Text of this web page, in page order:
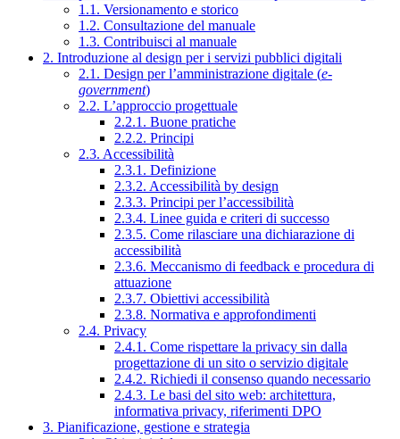
1.1. Versionamento e storico
1.2. Consultazione del manuale
1.3. Contribuisci al manuale
2. Introduzione al design per i servizi pubblici digitali
2.1. Design per l’amministrazione digitale (e-
government)
2.2. L’approccio progettuale
2.2.1. Buone pratiche
2.2.2. Principi
2.3. Accessibilità
2.3.1. Definizione
2.3.2. Accessibilità by design
2.3.3. Principi per l’accessibilità
2.3.4. Linee guida e criteri di successo
2.3.5. Come rilasciare una dichiarazione di
accessibilità
2.3.6. Meccanismo di feedback e procedura di
attuazione
2.3.7. Obiettivi accessibilità
2.3.8. Normativa e approfondimenti
2.4. Privacy
2.4.1. Come rispettare la privacy sin dalla
progettazione di un sito o servizio digitale
2.4.2. Richiedi il consenso quando necessario
2.4.3. Le basi del sito web: architettura,
informativa privacy, riferimenti DPO
3. Pianificazione, gestione e strategia